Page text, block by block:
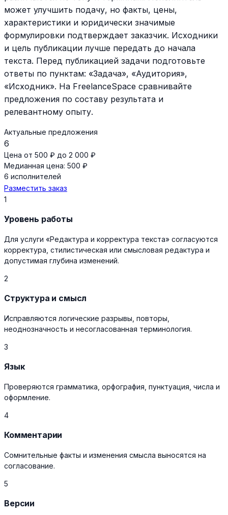
может улучшить подачу, но факты, цены,
характеристики и юридически значимые
формулировки подтверждает заказчик. Исходники
и цель публикации лучше передать до начала
текста. Перед публикацией задачи подготовьте
ответы по пунктам: «Задача», «Аудитория»,
«Исходник». На FreelanceSpace сравнивайте
предложения по составу результата и
релевантному опыту.
Актуальные предложения
6
Цена от 500 ₽ до 2 000 ₽
Медианная цена: 500 ₽
6 исполнителей
Разместить заказ
1
Уровень работы
Для услуги «Редактура и корректура текста» согласуются
корректура, стилистическая или смысловая редактура и
допустимая глубина изменений.
2
Структура и смысл
Исправляются логические разрывы, повторы,
неоднозначность и несогласованная терминология.
3
Язык
Проверяются грамматика, орфография, пунктуация, числа и
оформление.
4
Комментарии
Сомнительные факты и изменения смысла выносятся на
согласование.
5
Версии